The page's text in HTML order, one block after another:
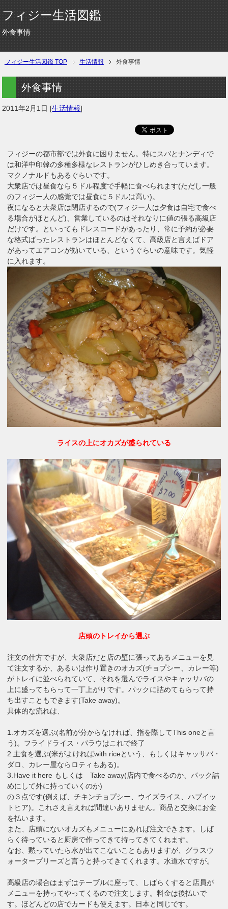
フィジー生活図鑑
外食事情
フィジー生活図鑑 TOP 生活情報 外食事情
外食事情
2011年2月1日 [生活情報]
フィジーの都市部では外食に困りません。特にスバとナンディで
は和洋中印韓の多種多様なレストランがひしめき合っています。
マクノナルドもあるぐらいです。
大衆店では昼食なら５ドル程度で手軽に食べられます(ただし一般
のフィジー人の感覚では昼食に５ドルは高い)。
夜になると大衆店は閉店するので(フィジー人は夕食は自宅で食べ
る場合がほとんど)、営業しているのはそれなりに値の張る高級店
だけです。といってもドレスコードがあったり、常に予約が必要
な格式ばったレストランはほとんどなくて、高級店と言えばドア
があってエアコンが効いている、というぐらいの意味です。気軽
に入れます。
ライスの上にオカズが盛られている
店頭のトレイから選ぶ
注文の仕方ですが、大衆店だと店の壁に張ってあるメニューを見
て注文するか、あるいは作り置きのオカズ(チョプシー、カレー等)
がトレイに並べられていて、それを選んでライスやキャッサバの
上に盛ってもらって一丁上がりです。パックに詰めてもらって持
ち出すこともできます(Take away)。
具体的な流れは、
1.オカズを選ぶ(名前が分からなければ、指を際してThis oneと言
う)。フライドライス・パラウはこれで終了
2.主食を選ぶ(米がよければwith riceという、もしくはキャッサバ・
ダロ、カレー屋ならロティもある)。
3.Have it here もしくは Take away(店内で食べるのか、パック詰
めにして外に持っていくのか)
の３点です(例えば、チキンチョプシー、ウイズライス、ハブイッ
トヒア)。これさえ言えれば間違いありません。商品と交換にお金
を払います。
また、店頭にないオカズもメニューにあれば注文できます。しば
らく待っていると厨房で作ってきて持ってきてくれます。
なお、黙っていたら水が出てこないこともありますが、グラスウ
ォータープリーズと言うと持ってきてくれます。水道水ですが。
高級店の場合はまずはテーブルに座って、しばらくすると店員が
メニューを持ってやってくるので注文します。料金は後払いで
す。ほどんどの店でカードも使えます。日本と同じです。